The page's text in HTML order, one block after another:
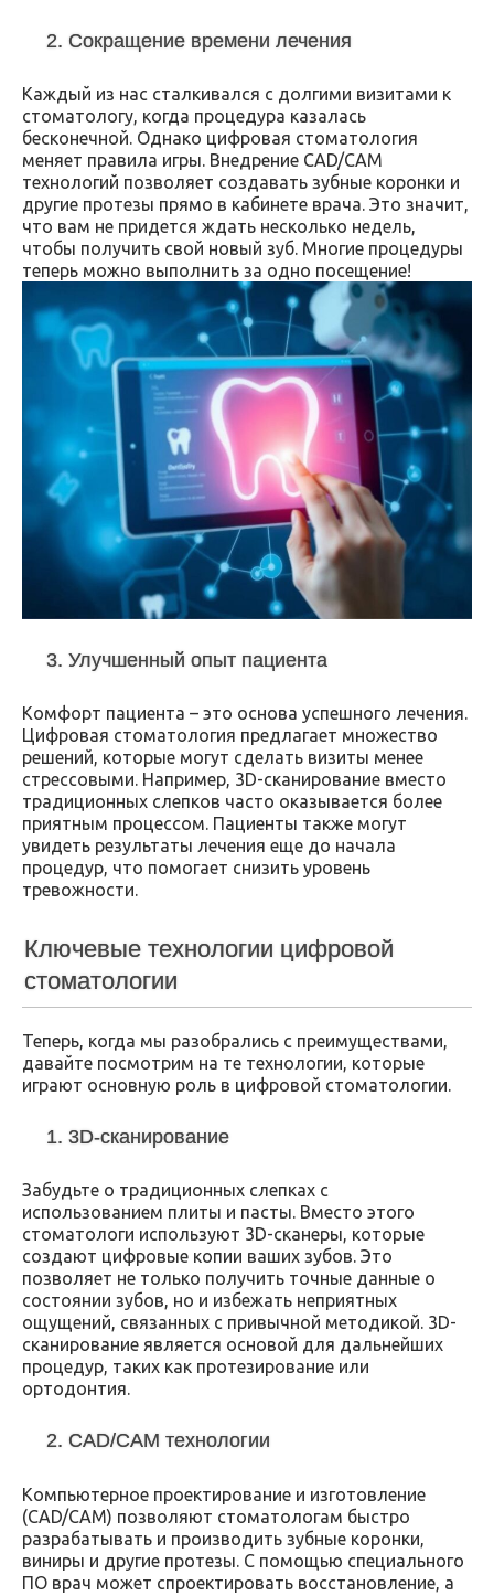
2. Сокращение времени лечения
Каждый из нас сталкивался с долгими визитами к
стоматологу, когда процедура казалась
бесконечной. Однако цифровая стоматология
меняет правила игры. Внедрение CAD/CAM
технологий позволяет создавать зубные коронки и
другие протезы прямо в кабинете врача. Это значит,
что вам не придется ждать несколько недель,
чтобы получить свой новый зуб. Многие процедуры
теперь можно выполнить за одно посещение!
3. Улучшенный опыт пациента
Комфорт пациента – это основа успешного лечения.
Цифровая стоматология предлагает множество
решений, которые могут сделать визиты менее
стрессовыми. Например, 3D-сканирование вместо
традиционных слепков часто оказывается более
приятным процессом. Пациенты также могут
увидеть результаты лечения еще до начала
процедур, что помогает снизить уровень
тревожности.
Ключевые технологии цифровой
стоматологии
Теперь, когда мы разобрались с преимуществами,
давайте посмотрим на те технологии, которые
играют основную роль в цифровой стоматологии.
1. 3D-сканирование
Забудьте о традиционных слепках с
использованием плиты и пасты. Вместо этого
стоматологи используют 3D-сканеры, которые
создают цифровые копии ваших зубов. Это
позволяет не только получить точные данные о
состоянии зубов, но и избежать неприятных
ощущений, связанных с привычной методикой. 3D-
сканирование является основой для дальнейших
процедур, таких как протезирование или
ортодонтия.
2. CAD/CAM технологии
Компьютерное проектирование и изготовление
(CAD/CAM) позволяют стоматологам быстро
разрабатывать и производить зубные коронки,
виниры и другие протезы. С помощью специального
ПО врач может спроектировать восстановление, а